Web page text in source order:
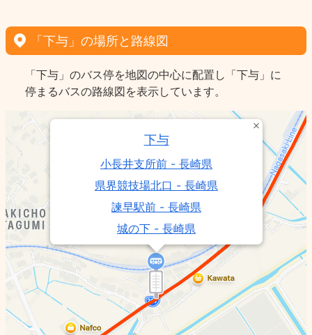
「下与」の場所と路線図
「下与」のバス停を地図の中心に配置し「下与」に
停まるバスの路線図を表示しています。
下与
小長井支所前 - 長崎県
県界競技場北口 - 長崎県
諫早駅前 - 長崎県
城の下 - 長崎県
諫早日赤病院競技場北口 - 長崎県
みさかえの園競技場北口 - 長崎県
県界堂崎町・小長井支所前 - 長崎県
中核団地西諫早ニュータウン - 長崎県